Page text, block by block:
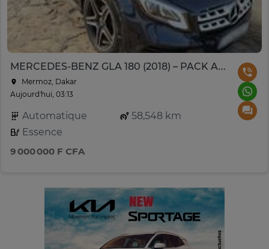
MERCEDES-BENZ GLA 180 (2018) – PACK AMG
Mermoz, Dakar
Aujourd'hui, 03:13
Automatique
58,548 km
Essence
9 000 000 F CFA